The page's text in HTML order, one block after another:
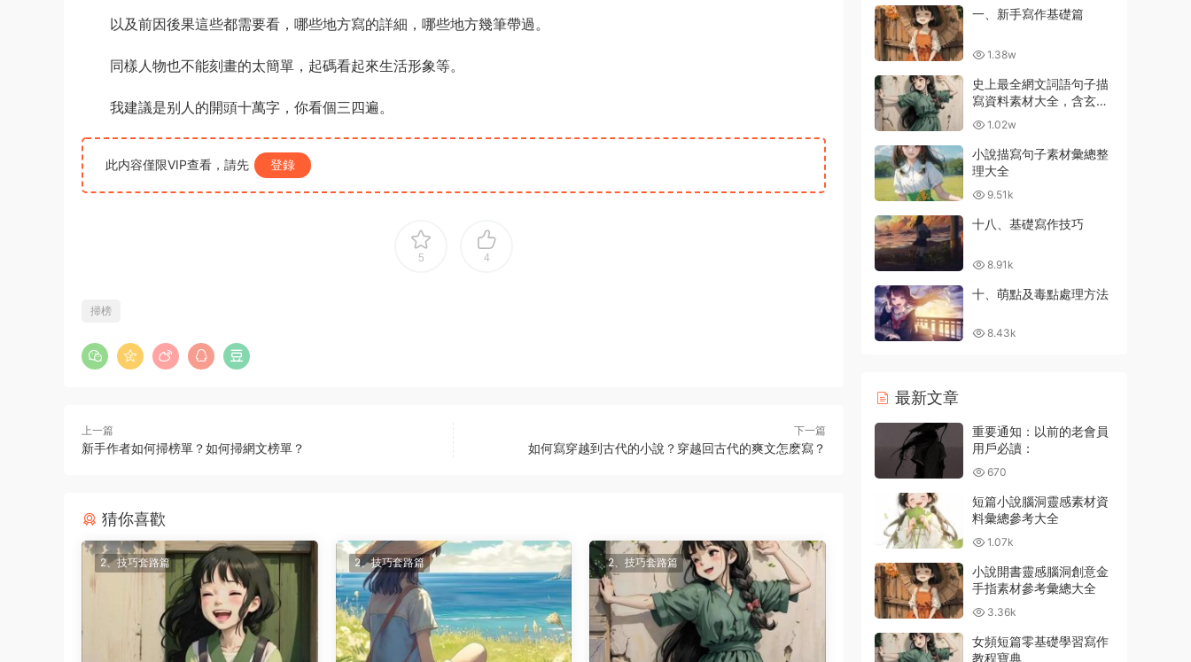
以及前因後果這些都需要看，哪些地方寫的詳細，哪些地方幾筆帶過。
同樣人物也不能刻畫的太簡單，起碼看起來生活形象等。
我建議是别人的開頭十萬字，你看個三四遍。
此内容僅限VIP查看，請先 登錄
5 4
掃榜
上一篇
新手作者如何掃榜單？如何掃網文榜單？
下一篇
如何寫穿越到古代的小說？穿越回古代的爽文怎麽寫？
猜你喜歡
2、技巧套路篇 2、技巧套路篇 2、技巧套路篇
一、新手寫作基礎篇
1.38w
史上最全網文詞語句子描
寫資料素材大全，含玄幻
等級劃分
1.02w
小說描寫句子素材彙總整
理大全
9.51k
十八、基礎寫作技巧
8.91k
十、萌點及毒點處理方法
8.43k
最新文章
重要通知：以前的老會員
用戶必讀：
670
短篇小說腦洞靈感素材資
料彙總參考大全
1.07k
小說開書靈感腦洞創意金
手指素材參考彙總大全
3.36k
女頻短篇零基礎學習寫作
教程寶典